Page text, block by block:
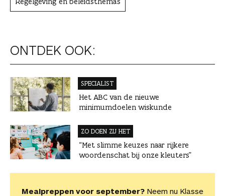
ONTDEK OOK:
SPECIALIST
Het ABC van de nieuwe
minimumdoelen wiskunde
ZO DOEN ZIJ HET
“Met slimme keuzes naar rijkere
woordenschat bij onze kleuters”
Mealpreppen voor september? Neem nu Klasse